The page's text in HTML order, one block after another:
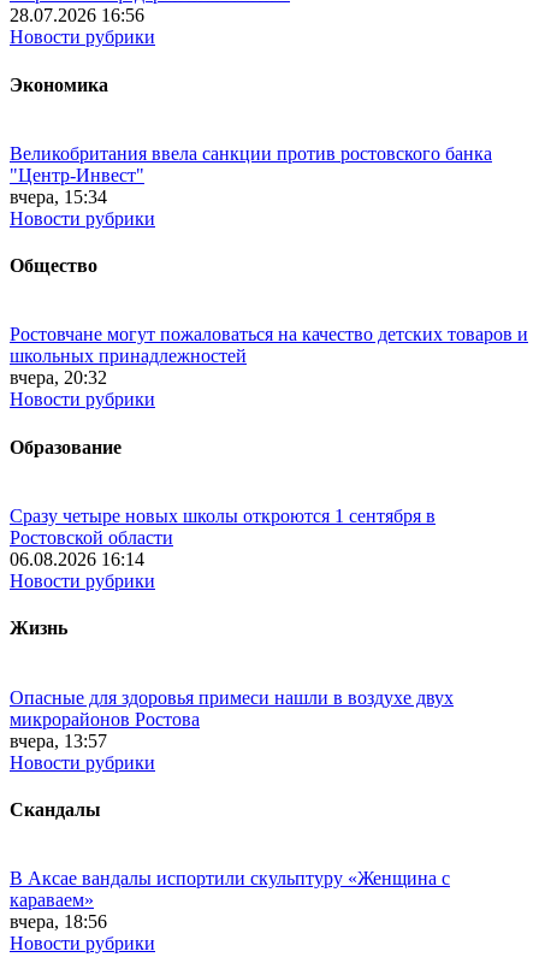
28.07.2026 16:56
Новости рубрики
Экономика
Великобритания ввела санкции против ростовского банка
"Центр-Инвест"
вчера, 15:34
Новости рубрики
Общество
Ростовчане могут пожаловаться на качество детских товаров и
школьных принадлежностей
вчера, 20:32
Новости рубрики
Образование
Сразу четыре новых школы откроются 1 сентября в
Ростовской области
06.08.2026 16:14
Новости рубрики
Жизнь
Опасные для здоровья примеси нашли в воздухе двух
микрорайонов Ростова
вчера, 13:57
Новости рубрики
Скандалы
В Аксае вандалы испортили скульптуру «Женщина с
караваем»
вчера, 18:56
Новости рубрики